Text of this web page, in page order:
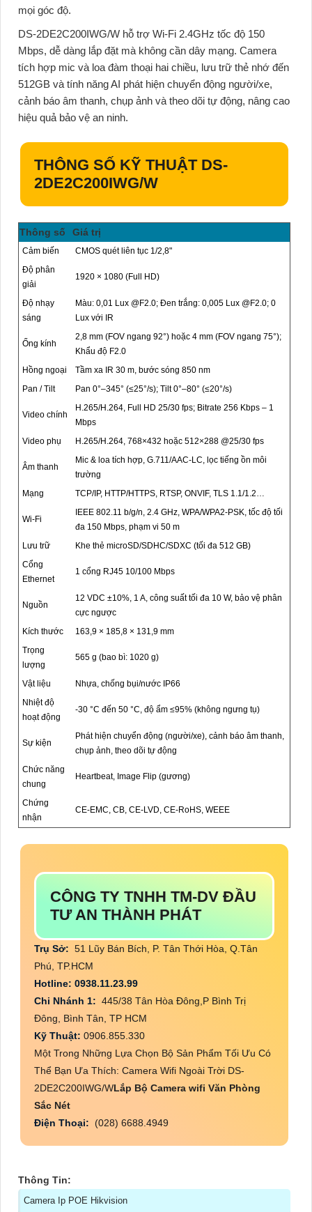
mọi góc độ.
DS-2DE2C200IWG/W hỗ trợ Wi-Fi 2.4GHz tốc độ 150
Mbps, dễ dàng lắp đặt mà không cần dây mạng. Camera
tích hợp mic và loa đàm thoại hai chiều, lưu trữ thẻ nhớ đến
512GB và tính năng AI phát hiện chuyển động người/xe,
cảnh báo âm thanh, chụp ảnh và theo dõi tự động, nâng cao
hiệu quả bảo vệ an ninh.
THÔNG SỐ KỸ THUẬT DS-
2DE2C200IWG/W
Thông số Giá trị
Cảm biến
CMOS quét liên tục 1/2,8"
Độ phân
giải
1920 × 1080 (Full HD)
Độ nhạy
sáng
Màu: 0,01 Lux @F2.0; Đen trắng: 0,005 Lux @F2.0; 0
Lux với IR
Ống kính
2,8 mm (FOV ngang 92°) hoặc 4 mm (FOV ngang 75°);
Khẩu độ F2.0
Hồng ngoại
Tầm xa IR 30 m, bước sóng 850 nm
Pan / Tilt
Pan 0°–345° (≤25°/s); Tilt 0°–80° (≤20°/s)
Video chính
H.265/H.264, Full HD 25/30 fps; Bitrate 256 Kbps – 1
Mbps
Video phụ
H.265/H.264, 768×432 hoặc 512×288 @25/30 fps
Âm thanh
Mic & loa tích hợp, G.711/AAC-LC, lọc tiếng ồn môi
trường
Mạng
TCP/IP, HTTP/HTTPS, RTSP, ONVIF, TLS 1.1/1.2…
Wi-Fi
IEEE 802.11 b/g/n, 2.4 GHz, WPA/WPA2-PSK, tốc độ tối
đa 150 Mbps, phạm vi 50 m
Lưu trữ
Khe thẻ microSD/SDHC/SDXC (tối đa 512 GB)
Cổng
Ethernet
1 cổng RJ45 10/100 Mbps
Nguồn
12 VDC ±10%, 1 A, công suất tối đa 10 W, bảo vệ phân
cực ngược
Kích thước
163,9 × 185,8 × 131,9 mm
Trọng
lượng
565 g (bao bì: 1020 g)
Vật liệu
Nhựa, chống bụi/nước IP66
Nhiệt độ
hoạt động
-30 °C đến 50 °C, độ ẩm ≤95% (không ngưng tụ)
Sự kiện
Phát hiện chuyển động (người/xe), cảnh báo âm thanh,
chụp ảnh, theo dõi tự động
Chức năng
chung
Heartbeat, Image Flip (gương)
Chứng
nhận
CE-EMC, CB, CE-LVD, CE-RoHS, WEEE
CÔNG TY TNHH TM-DV ĐẦU
TƯ AN THÀNH PHÁT
Trụ Sở: 51 Lũy Bán Bích, P. Tân Thới Hòa, Q.Tân
Phú, TP.HCM
Hotline: 0938.11.23.99
Chi Nhánh 1: 445/38 Tân Hòa Đông,P Bình Trị
Đông, Bình Tân, TP HCM
Kỹ Thuật: 0906.855.330
Một Trong Những Lựa Chọn Bộ Sản Phẩm Tối Ưu Có
Thể Bạn Ưa Thích: Camera Wifi Ngoài Trời DS-
2DE2C200IWG/WLắp Bộ Camera wifi Văn Phòng
Sắc Nét
Điện Thoại: (028) 6688.4949
Thông Tin:
Camera Ip POE Hikvision